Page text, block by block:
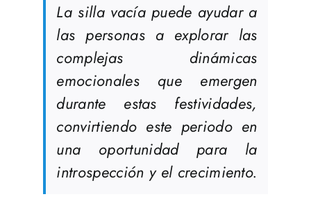
La silla vacía puede ayudar a
las personas a explorar las
complejas dinámicas
emocionales que emergen
durante estas festividades,
convirtiendo este periodo en
una oportunidad para la
introspección y el crecimiento.